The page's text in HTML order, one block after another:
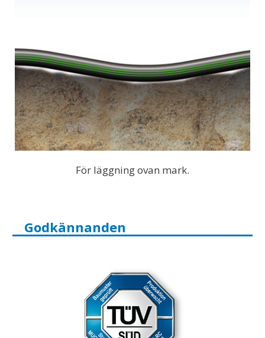
För läggning ovan mark.
Godkännanden